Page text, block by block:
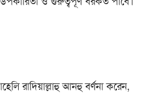
রাদিয়াল্লাহু আনহু বর্ণনা করেন,